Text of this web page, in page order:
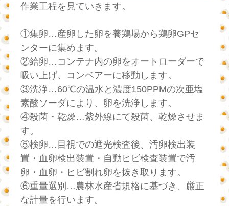
作業工程を見ていきます。
①集卵…産卵した卵を養鶏場から鶏卵GPセ
ンターに集めます。
②給卵…コンテナ内の卵をオートローダーで
吸い上げ、コンベアーに移動します。
③洗浄…60℃の温水と濃度150PPMの次亜塩
素酸ソーダにより、卵を洗浄します。
④殺菌・乾燥…紫外線にて殺菌、乾燥させま
す。
⑤検卵…目視での遮光検査後、汚卵検出装
置・血卵検出装置・自動ヒビ検査装置で汚
卵・血卵・ヒビ割れ卵を抜き取ります。
⑥重量選別…農林水産省規格に基づき、厳正
な計量を行います。